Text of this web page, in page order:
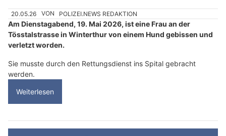
20.05.26 VON POLIZEI.NEWS REDAKTION
Am Dienstagabend, 19. Mai 2026, ist eine Frau an der
Tösstalstrasse in Winterthur von einem Hund gebissen und
verletzt worden.
Sie musste durch den Rettungsdienst ins Spital gebracht
werden.
Weiterlesen